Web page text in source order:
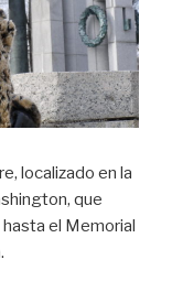
localizado en la
que
el Memorial